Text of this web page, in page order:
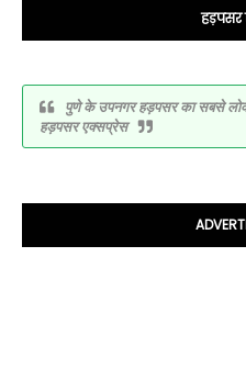
हड़पसर
पुणे के उपनगर हड़पसर का सबसे
हड़पसर एक्सप्रेस